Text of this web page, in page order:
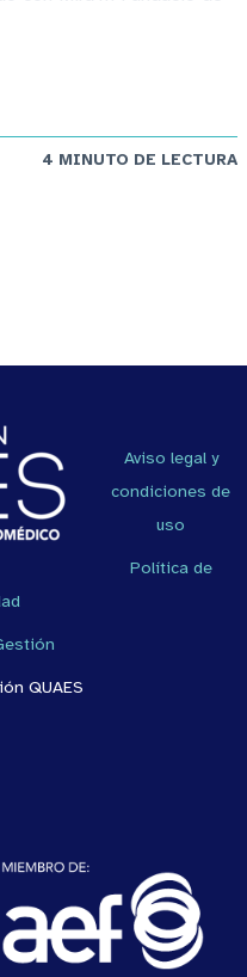
4 MINUTO DE LECTURA
Aviso legal y
condiciones de
uso
Política de
QUAES